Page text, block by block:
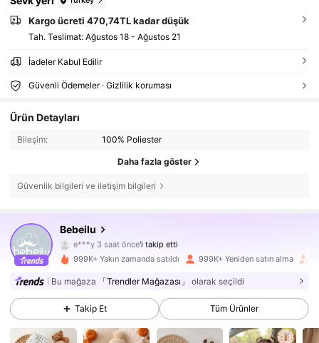
Kargo ücreti 470,74TL kadar düşük
Tah. Teslimat: Ağustos 18 - Ağustos 21
İadeler Kabul Edilir
Güvenli Ödemeler · Gizlilik koruması
Ürün Detayları
Bileşim: 100% Poliester
Daha fazla göster
Güvenlik bilgileri ve iletişim bilgileri
Bebeilu
4,88
508K Takipçiler
e***y 3 saat önce'i takip etti
508K Takipçiler
4,88 508K Takipçiler
4,88 508K Takipçiler
999K+ Yakın zamanda satıldı 999K+ Yeniden satın alma
Bu mağaza 「Trendler Mağazası」 olarak seçildi
Takip Et Tüm Ürünler